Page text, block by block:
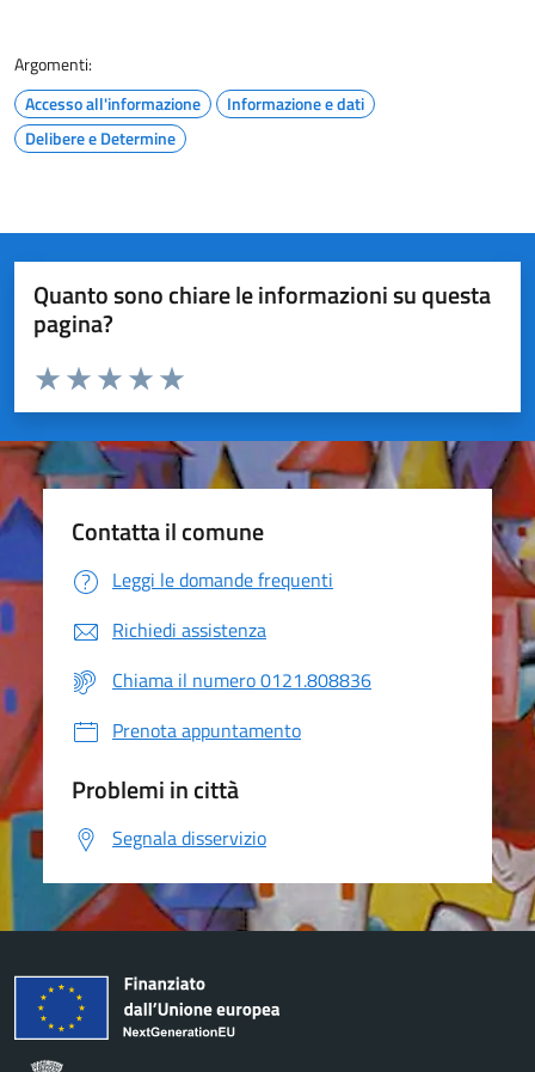
Argomenti:
Accesso all'informazione
Informazione e dati
Delibere e Determine
Quanto sono chiare le informazioni su questa
pagina?
Valuta da 1 a 5 stelle la pagina
Valuta 5 stelle su 5
Valuta 4 stelle su 5
Valuta 3 stelle su 5
Valuta 2 stelle su 5
Valuta 1 stelle su 5
Contatta il comune
Leggi le domande frequenti
Richiedi assistenza
Chiama il numero 0121.808836
Prenota appuntamento
Problemi in città
Segnala disservizio